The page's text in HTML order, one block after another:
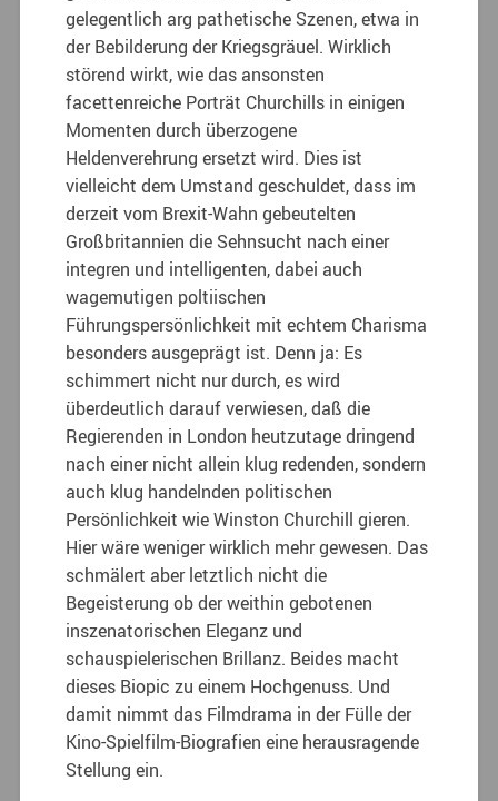
gelegentlich arg pathetische Szenen, etwa in
der Bebilderung der Kriegsgräuel. Wirklich
störend wirkt, wie das ansonsten
facettenreiche Porträt Churchills in einigen
Momenten durch überzogene
Heldenverehrung ersetzt wird. Dies ist
vielleicht dem Umstand geschuldet, dass im
derzeit vom Brexit-Wahn gebeutelten
Großbritannien die Sehnsucht nach einer
integren und intelligenten, dabei auch
wagemutigen poltiischen
Führungspersönlichkeit mit echtem Charisma
besonders ausgeprägt ist. Denn ja: Es
schimmert nicht nur durch, es wird
überdeutlich darauf verwiesen, daß die
Regierenden in London heutzutage dringend
nach einer nicht allein klug redenden, sondern
auch klug handelnden politischen
Persönlichkeit wie Winston Churchill gieren.
Hier wäre weniger wirklich mehr gewesen. Das
schmälert aber letztlich nicht die
Begeisterung ob der weithin gebotenen
inszenatorischen Eleganz und
schauspielerischen Brillanz. Beides macht
dieses Biopic zu einem Hochgenuss. Und
damit nimmt das Filmdrama in der Fülle der
Kino-Spielfilm-Biografien eine herausragende
Stellung ein.